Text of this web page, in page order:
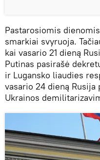
Pastarosiomis
smarkiai svyruoja.
kai vasario 21 dieną
Putinas pasirašė
ir Lugansko liaudies
vasario 24 dieną
Ukrainos